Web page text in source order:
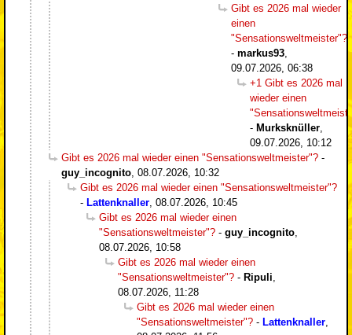
Gibt es 2026 mal wieder
einen
"Sensationsweltmeister"?
- markus93
09.07.2026, 06:38
+1 Gibt es 2026 mal
wieder einen
- Murksknüller
09.07.2026, 10:12
Gibt es 2026 mal wieder einen "Sensationsweltmeister"? -
guy_incognito 08.07.2026, 10:32
Gibt es 2026 mal wieder einen "Sensationsweltmeister"?
- Lattenknaller 08.07.2026, 10:45
Gibt es 2026 mal wieder einen
"Sensationsweltmeister"? - guy_incognito
08.07.2026, 10:58
Gibt es 2026 mal wieder einen
"Sensationsweltmeister"? - Ripuli
08.07.2026, 11:28
Gibt es 2026 mal wieder einen
"Sensationsweltmeister"? - Lattenknaller